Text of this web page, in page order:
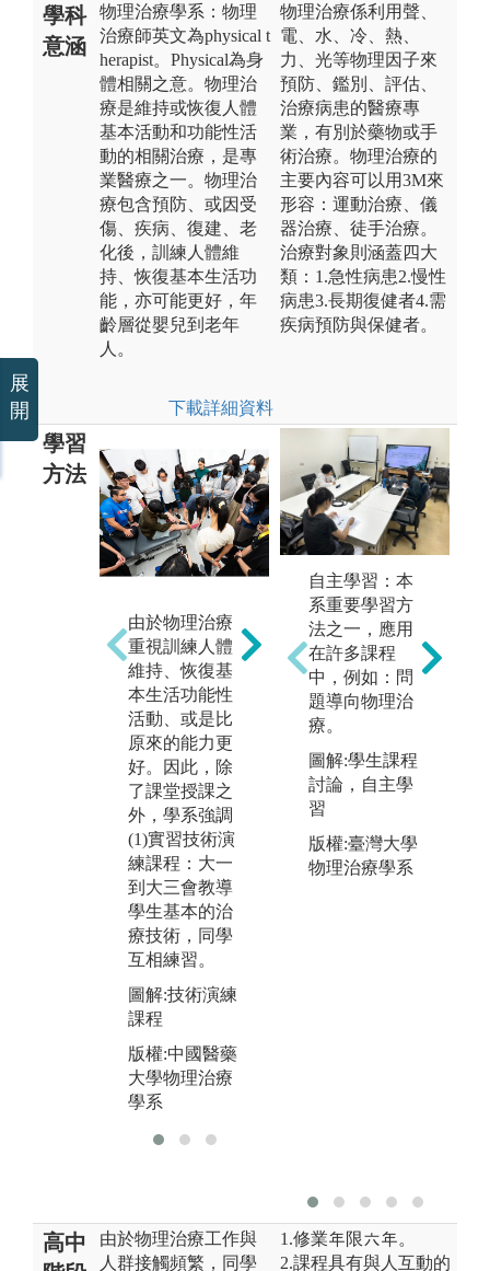
學科
意涵
物理治療學系：物理
治療師英文為physical t
herapist。Physical為身
體相關之意。物理治
療是維持或恢復人體
基本活動和功能性活
動的相關治療，是專
業醫療之一。物理治
療包含預防、或因受
傷、疾病、復建、老
化後，訓練人體維
持、恢復基本生活功
能，亦可能更好，年
齡層從嬰兒到老年
人。
下載詳細資料
物理治療係利用聲、
電、水、冷、熱、
力、光等物理因子來
預防、鑑別、評估、
治療病患的醫療專
業，有別於藥物或手
術治療。物理治療的
主要內容可以用3M來
形容：運動治療、儀
器治療、徒手治療。
治療對象則涵蓋四大
類：1.急性病患2.慢性
病患3.長期復健者4.需
疾病預防與保健者。
學習
方法
由於物理治療
重視訓練人體
維持、恢復基
本生活功能性
活動、或是比
原來的能力更
好。因此，除
了課堂授課之
外，學系強調
(1)實習技術演
練課程：大一
到大三會教導
學生基本的治
療技術，同學
互相練習。
圖解:技術演練
課程
版權:中國醫藥
大學物理治療
學系
(2)臨床問題邏
輯推演和決策
分析：針對不
同種類的病
人，例如：骨
科、神經科、
心肺疾患、運
動傷害、小兒
科等，會教導
學生如何進行
檢查、判斷病
人問題和選擇
自主學習：本
系重要學習方
法之一，應用
在許多課程
中，例如：問
題導向物理治
療。
圖解:學生課程
討論，自主學
習
版權:臺灣大學
物理治療學系
高中
由於物理治療工作與
人群接觸頻繁，同學
1.修業年限六年。
2.課程具有與人互動的
展
開